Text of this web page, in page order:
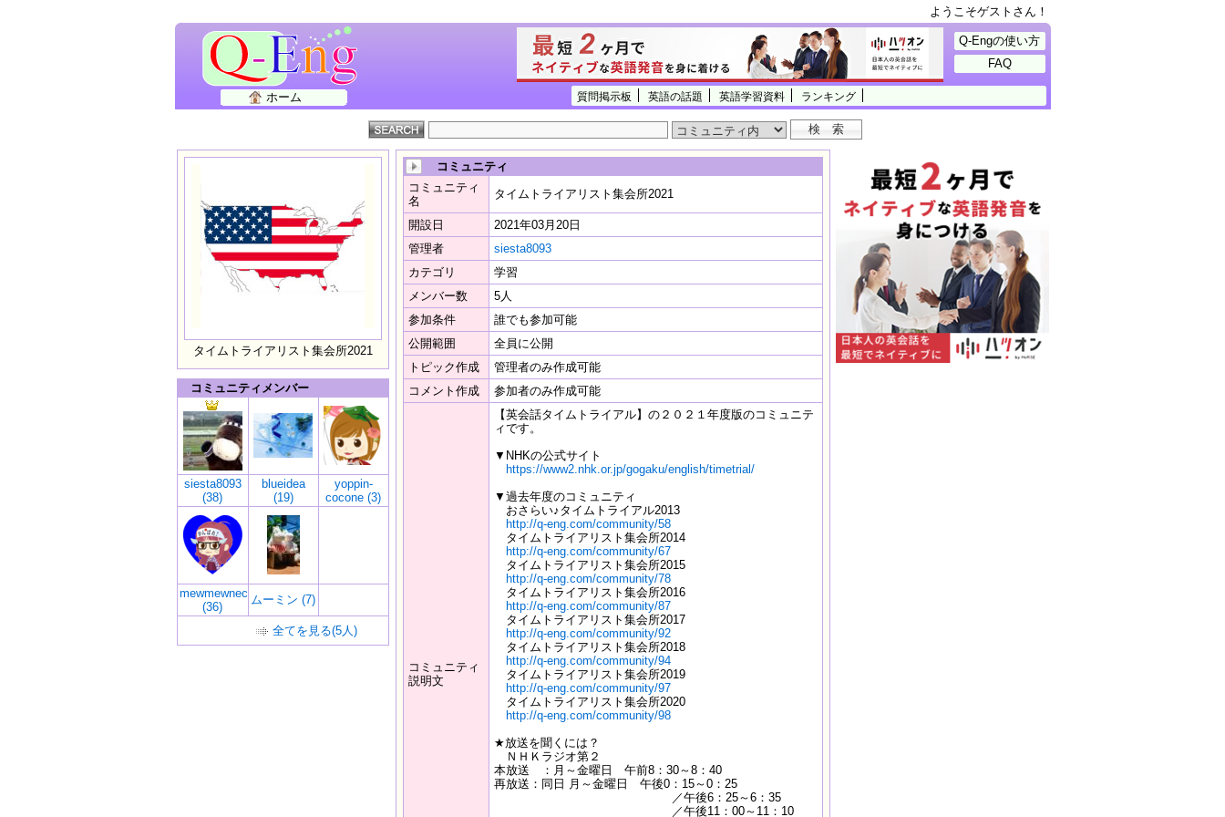
ようこそゲストさん！
質問掲示板 英語の話題 英語学習資料 ランキング
ホーム
Q-Engの使い方
FAQ
タイムトライアリスト集会所2021
コミュニティメンバー
siesta8093
(38)
blueidea
(19)
yoppin-
cocone (3)
mewmewneco
(36)
ムーミン (7)
全てを見る(5人)
コミュニティ
コミュニティ
名
タイムトライアリスト集会所2021
開設日
2021年03月20日
管理者
siesta8093
カテゴリ
学習
メンバー数
5人
参加条件
誰でも参加可能
公開範囲
全員に公開
トピック作成
管理者のみ作成可能
コメント作成
参加者のみ作成可能
コミュニティ
説明文
【英会話タイムトライアル】の２０２１年度版のコミュニテ
ィです。
▼NHKの公式サイト
https://www2.nhk.or.jp/gogaku/english/timetrial/
▼過去年度のコミュニティ
おさらい♪タイムトライアル2013
http://q-eng.com/community/58
タイムトライアリスト集会所2014
http://q-eng.com/community/67
タイムトライアリスト集会所2015
http://q-eng.com/community/78
タイムトライアリスト集会所2016
http://q-eng.com/community/87
タイムトライアリスト集会所2017
http://q-eng.com/community/92
タイムトライアリスト集会所2018
http://q-eng.com/community/94
タイムトライアリスト集会所2019
http://q-eng.com/community/97
タイムトライアリスト集会所2020
http://q-eng.com/community/98
★放送を聞くには？
ＮＨＫラジオ第２
本放送 ：月～金曜日 午前8：30～8：40
再放送：同日 月～金曜日 午後0：15～0：25
／午後6：25～6：35
／午後11：00～11：10